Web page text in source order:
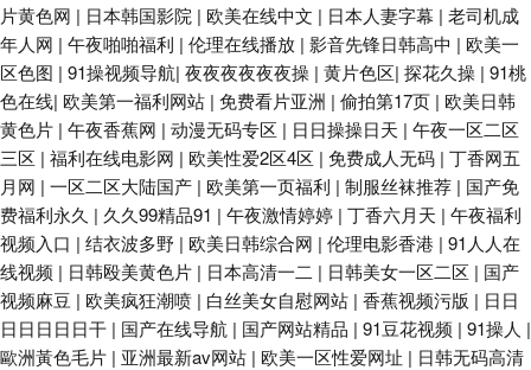
片黄色网 | 日本韩国影院 | 欧美在线中文 | 日本人妻字幕 | 老司机成
年人网 | 午夜啪啪福利 | 伦理在线播放 | 影音先锋日韩高中 | 欧美一
区色图 | 91操视频导航| 夜夜夜夜夜夜操 | 黄片色区| 探花久操 | 91桃
色在线| 欧美第一福利网站 | 免费看片亚洲 | 偷拍第17页 | 欧美日韩
黄色片 | 午夜香蕉网 | 动漫无码专区 | 日日操操日天 | 午夜一区二区
三区 | 福利在线电影网 | 欧美性爱2区4区 | 免费成人无码 | 丁香网五
月网 | 一区二区大陆国产 | 欧美第一页福利 | 制服丝袜推荐 | 国产免
费福利永久 | 久久99精品91 | 午夜激情婷婷 | 丁香六月天 | 午夜福利
视频入口 | 结衣波多野 | 欧美日韩综合网 | 伦理电影香港 | 91人人在
线视频 | 日韩殴美黄色片 | 日本高清一二 | 日韩美女一区二区 | 国产
视频麻豆 | 欧美疯狂潮喷 | 白丝美女自慰网站 | 香蕉视频污版 | 日日
日日日日日干 | 国产在线导航 | 国产网站精品 | 91豆花视频 | 91操人 |
歐洲黃色毛片 | 亚洲最新av网站 | 欧美一区性爱网址 | 日韩无码高清